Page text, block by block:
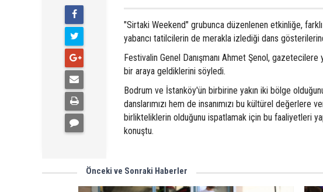
"Sirtaki Weekend" grubunca düzenlenen etkinliğe,
yabancı tatilcilerin de merakla izlediği dans
Festivalin Genel Danışmanı Ahmet Şenol, gazetecilere
bir araya geldiklerini söyledi.
Bodrum ve İstanköy'ün birbirine yakın iki bölge
danslarımızı hem de insanımızı bu kültürel değerlere
birlikteliklerin olduğunu ispatlamak için bu faaliyetleri
konuştu.
Önceki ve Sonraki Haberler